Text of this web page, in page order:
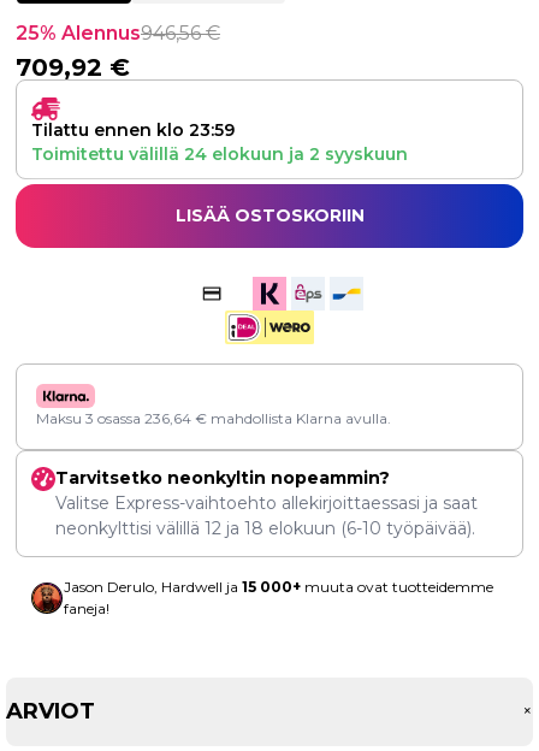
25% Alennus946,56€
709,92 €
Tilattu ennen klo 23:59
Toimitettu välillä 24 elokuun ja 2 syyskuun
LISÄÄ OSTOSKORIIN
Maksu 3 osassa 236,64 € mahdollista Klarna avulla.
Tarvitsetko neonkyltin nopeammin?
Valitse Express-vaihtoehto allekirjoittaessasi ja saat
neonkylttisi välillä 12 ja 18 elokuun (6-10 työpäivää).
Jason Derulo, Hardwell ja 15 000+ muuta ovat tuotteidemme
faneja!
ARVIOT +